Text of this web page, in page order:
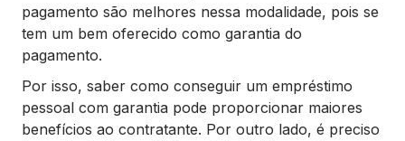
pagamento são melhores nessa modalidade, pois se
tem um bem oferecido como garantia do
pagamento.
Por isso, saber como conseguir um empréstimo
pessoal com garantia pode proporcionar maiores
benefícios ao contratante. Por outro lado, é preciso